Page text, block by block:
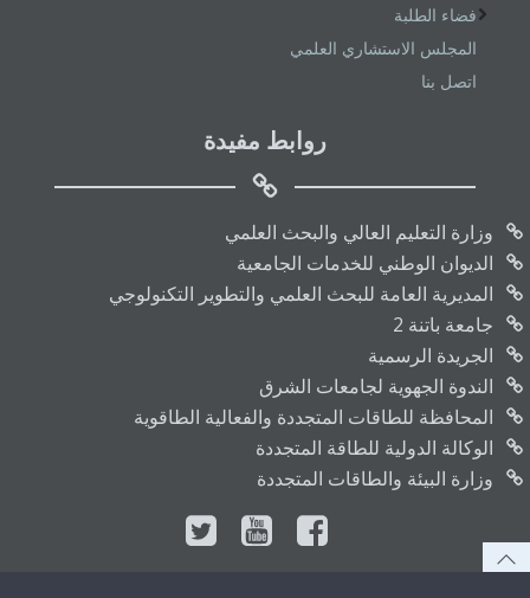
فضاء الطلبة
المجلس الاستشاري العلمي
اتصل بنا
روابط مفيدة
وزارة التعليم العالي والبحث العلمي
الديوان الوطني للخدمات الجامعية
المديرية العامة للبحث العلمي والتطوير التكنولوجي
جامعة باتنة 2
الجريدة الرسمية
الندوة الجهوية لجامعات الشرق
المحافظة للطاقات المتجددة والفعالية الطاقوية
الوكالة الدولية للطاقة المتجددة
وزارة البيئة والطاقات المتجددة